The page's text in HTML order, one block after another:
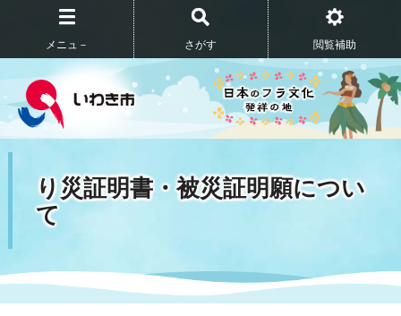
メニュ－ さがす 閲覧補助
り災証明書・被災証明願につい
て